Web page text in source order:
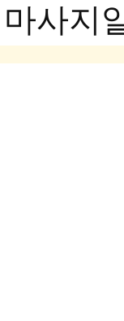
사지